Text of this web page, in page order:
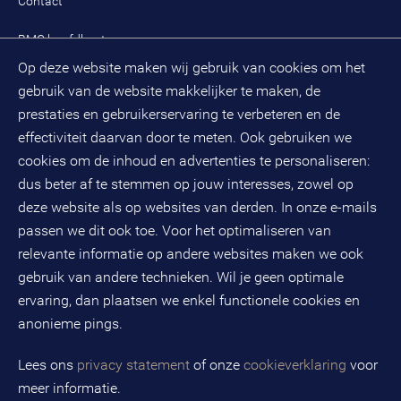
Op deze website maken wij gebruik van cookies om het
gebruik van de website makkelijker te maken, de
prestaties en gebruikerservaring te verbeteren en de
effectiviteit daarvan door te meten. Ook gebruiken we
cookies om de inhoud en advertenties te personaliseren:
dus beter af te stemmen op jouw interesses, zowel op
deze website als op websites van derden. In onze e-mails
passen we dit ook toe. Voor het optimaliseren van
relevante informatie op andere websites maken we ook
gebruik van andere technieken. Wil je geen optimale
ervaring, dan plaatsen we enkel functionele cookies en
anonieme pings.
Lees ons privacy statement of onze cookieverklaring voor
meer informatie.
Evenementen
BMC hoofdkantoor
(033) 496 52 00
Databankweg 26 D
3821 ALAmersfoort
Postbus 490
3800 AL Amersfoort
KvK-nummer: 32078667
BTW-nummer: NL808663598B01
Volg ons op social media
BMC is een geregistreerd handelsmerk van BMC groep B.V.
Copyright © 2026 BMC